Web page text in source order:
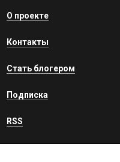
О проекте
Контакты
Стать блогером
Подписка
RSS